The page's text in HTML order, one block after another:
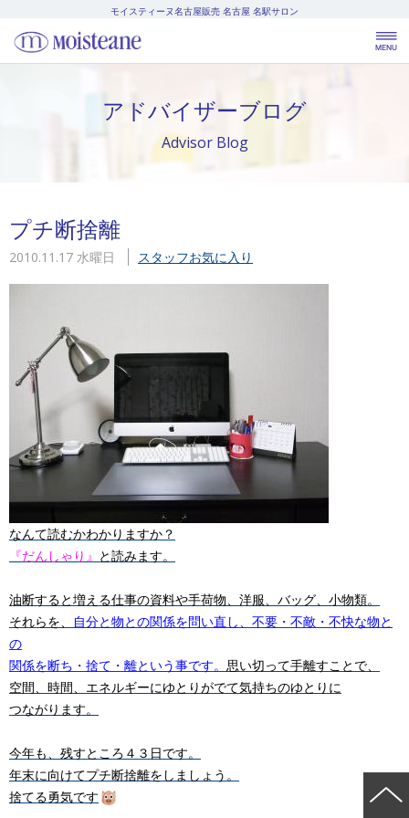
モイスティーヌ名古屋販売 名古屋 名駅サロン
アドバイザーブログ
Advisor Blog
プチ断捨離
2010.11.17 水曜日 スタッフお気に入り
なんて読むかわかりますか？
『だんしゃり』 と読みます。
油断すると増える仕事の資料や手荷物、洋服、バッグ、小物類。
それらを、
自分と物との関係を問い直し、不要・不敵・不快な物と
の
関係を断ち・捨て・離という事です。 思い切って手離すことで、
空間、時間、エネルギーにゆとりがでて気持ちのゆとりに
つながります。
今年も、残すところ４３日です。
年末に向けてプチ断捨離をしましょう。
捨てる勇気です